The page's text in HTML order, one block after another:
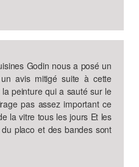
Godin nous a posé un
avis mitigé suite à cette
peinture qui a sauté sur le
pas assez important ce
la vitre tous les jours Et les
placo et des bandes sont